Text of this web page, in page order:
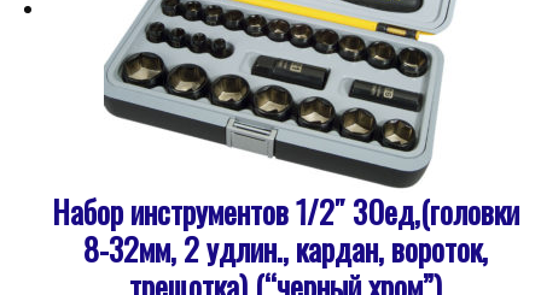
Набор инструментов 1/2″ 30ед,(головки
8-32мм, 2 удлин., кардан, вороток,
трещотка) (“черный хром”)